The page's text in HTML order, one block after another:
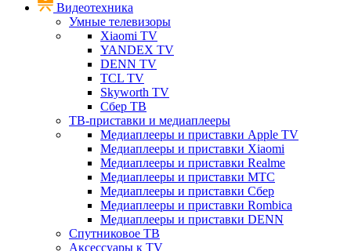
Видеотехника
Умные телевизоры
Xiaomi TV
YANDEX TV
DENN TV
TCL TV
Skyworth TV
Сбер ТВ
ТВ-приставки и медиаплееры
Медиаплееры и приставки Apple TV
Медиаплееры и приставки Xiaomi
Медиаплееры и приставки Realme
Медиаплееры и приставки МТС
Медиаплееры и приставки Сбер
Медиаплееры и приставки Rombica
Медиаплееры и приставки DENN
Спутниковое ТВ
Аксессуары к TV